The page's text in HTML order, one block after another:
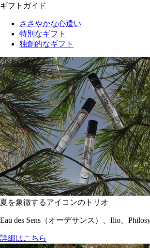
ギフトガイド
ささやかな心遣い
特別なギフト
独創的なギフト
夏を象徴するアイコンのトリオ
Eau des Sens（オーデサンス）、Ilio、
詳細はこちら